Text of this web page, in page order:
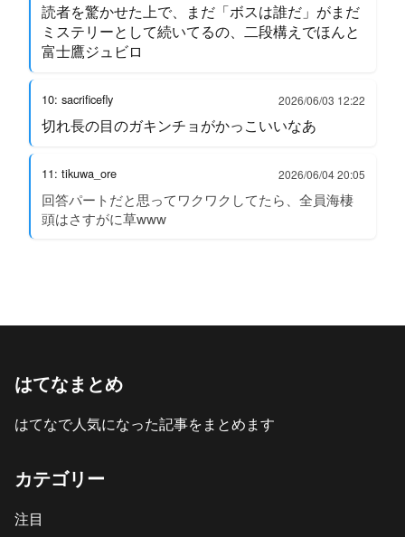
読者を驚かせた上で、まだ「ボスは誰だ」がまだ
ミステリーとして続いてるの、二段構えでほんと
富士鷹ジュビロ
10: sacrificefly 2026/06/03 12:22
切れ長の目のガキンチョがかっこいいなあ
11: tikuwa_ore 2026/06/04 20:05
回答パートだと思ってワクワクしてたら、全員海棲
頭はさすがに草www
はてなまとめ
はてなで人気になった記事をまとめます
カテゴリー
注目